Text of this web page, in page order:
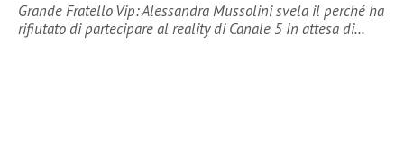
Grande Fratello Vip: Alessandra Mussolini svela il perché ha
rifiutato di partecipare al reality di Canale 5 In attesa di…